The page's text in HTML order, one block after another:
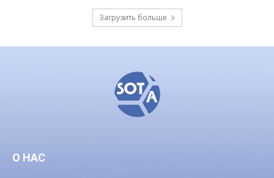
Загрузить больше
О НАС